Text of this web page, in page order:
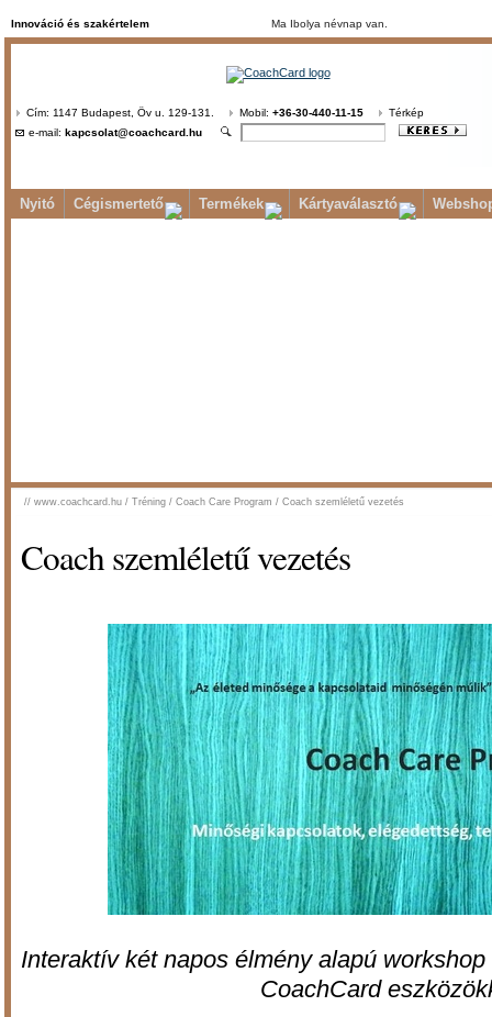
Innováció és szakértelem Ma Ibolya névnap van.
Cím: 1147 Budapest, Öv u. 129-131. Mobil: +36-30-440-11-15
Térkép
e-mail: kapcsolat@coachcard.hu
Nyitó Cégismertető Termékek Kártyaválasztó
// www.coachcard.hu / Tréning / Coach Care Program / Coach szemléletű vezetés
Coach szemléletű vezetés
Interaktív két napos élmény alapú
CoachCard